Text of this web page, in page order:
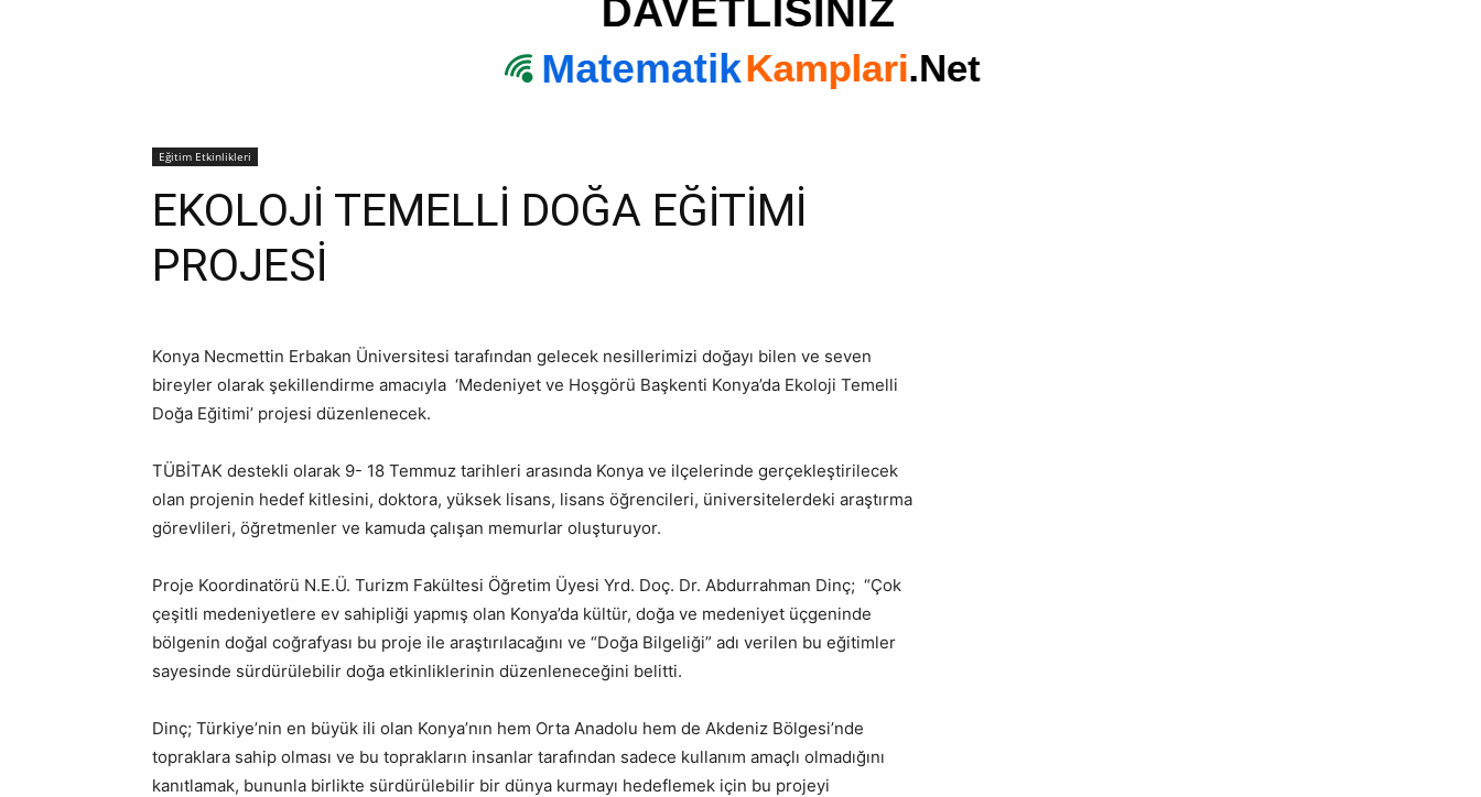
Eğitim Etkinlikleri
EKOLOJİ TEMELLİ DOĞA EĞİTİMİ
PROJESİ
Konya Necmettin Erbakan Üniversitesi tarafından gelecek nesillerimizi doğayı bilen ve seven
bireyler olarak şekillendirme amacıyla ‘Medeniyet ve Hoşgörü Başkenti Konya’da Ekoloji Temelli
Doğa Eğitimi’ projesi düzenlenecek.
TÜBİTAK destekli olarak 9- 18 Temmuz tarihleri arasında Konya ve ilçelerinde gerçekleştirilecek
olan projenin hedef kitlesini, doktora, yüksek lisans, lisans öğrencileri, üniversitelerdeki araştırma
görevlileri, öğretmenler ve kamuda çalışan memurlar oluşturuyor.
Proje Koordinatörü N.E.Ü. Turizm Fakültesi Öğretim Üyesi Yrd. Doç. Dr. Abdurrahman Dinç; “Çok
çeşitli medeniyetlere ev sahipliği yapmış olan Konya’da kültür, doğa ve medeniyet üçgeninde
bölgenin doğal coğrafyası bu proje ile araştırılacağını ve “Doğa Bilgeliği” adı verilen bu eğitimler
sayesinde sürdürülebilir doğa etkinliklerinin düzenleneceğini belitti.
Dinç; Türkiye’nin en büyük ili olan Konya’nın hem Orta Anadolu hem de Akdeniz Bölgesi’nde
topraklara sahip olması ve bu toprakların insanlar tarafından sadece kullanım amaçlı olmadığını
kanıtlamak, bununla birlikte sürdürülebilir bir dünya kurmayı hedeflemek için bu projeyi